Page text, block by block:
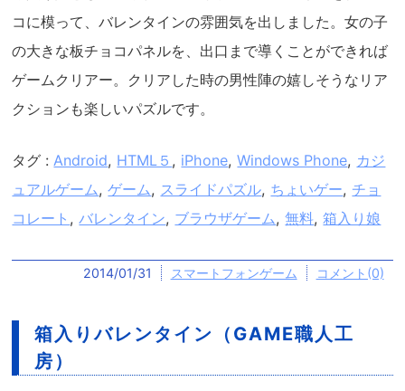
コに模って、バレンタインの雰囲気を出しました。女の子
の大きな板チョコパネルを、出口まで導くことができれば
ゲームクリアー。クリアした時の男性陣の嬉しそうなリア
クションも楽しいパズルです。
タグ : Android, HTML５ , iPhone,Windows Phone, カジ
ュアルゲーム,ゲーム, スライドパズル, ちょいゲー, チョ
コレート ,バレンタイン, ブラウザゲーム,無料,箱入り娘
2014/01/31 スマートフォンゲーム コメント(0)
箱入りバレンタイン（GAME職人工
房）